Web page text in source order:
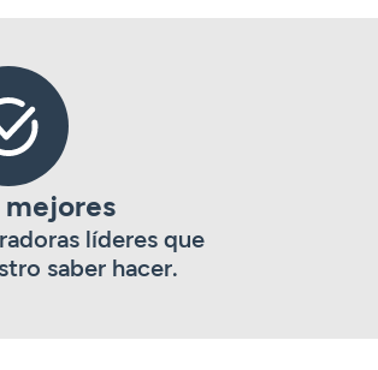
mejores
líderes que
saber hacer.